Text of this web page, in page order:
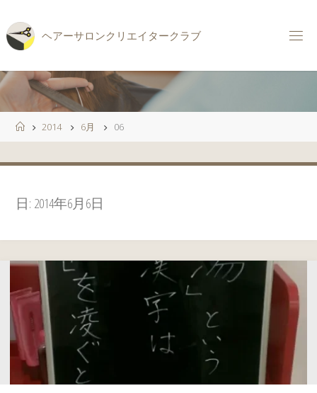
ン
テ
ツ
ス
プ
ヘアーサロ ンク リ エイ タークラブ
ホ
ー
2014 6月 06
日: 2014年6月6日